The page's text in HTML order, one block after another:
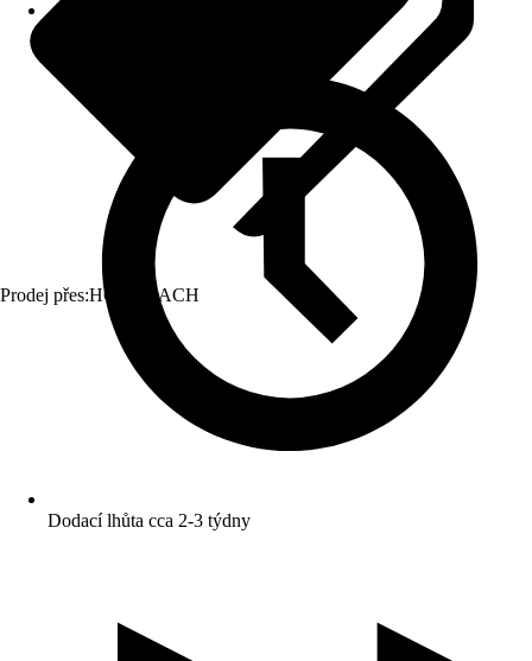
Prodej přes:HORNBACH
Dodací lhůta cca 2-3 týdny